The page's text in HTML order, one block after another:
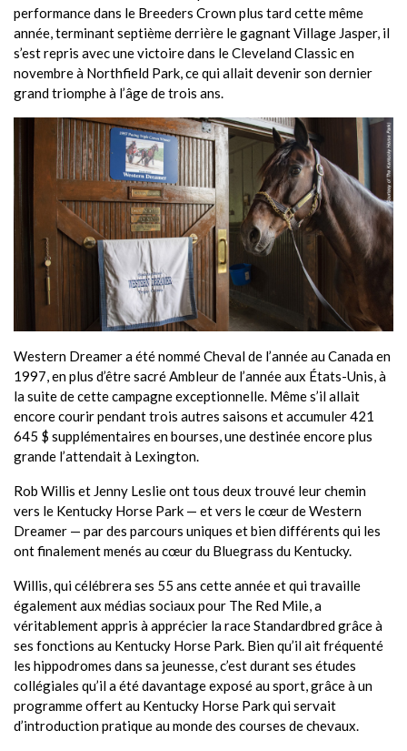
performance dans le Breeders Crown plus tard cette même
année, terminant septième derrière le gagnant Village Jasper, il
s’est repris avec une victoire dans le Cleveland Classic en
novembre à Northfield Park, ce qui allait devenir son dernier
grand triomphe à l’âge de trois ans.
Western Dreamer a été nommé Cheval de l’année au Canada en
1997, en plus d’être sacré Ambleur de l’année aux États-Unis, à
la suite de cette campagne exceptionnelle. Même s’il allait
encore courir pendant trois autres saisons et accumuler 421
645 $ supplémentaires en bourses, une destinée encore plus
grande l’attendait à Lexington.
Rob Willis et Jenny Leslie ont tous deux trouvé leur chemin
vers le Kentucky Horse Park — et vers le cœur de Western
Dreamer — par des parcours uniques et bien différents qui les
ont finalement menés au cœur du Bluegrass du Kentucky.
Willis, qui célébrera ses 55 ans cette année et qui travaille
également aux médias sociaux pour The Red Mile, a
véritablement appris à apprécier la race Standardbred grâce à
ses fonctions au Kentucky Horse Park. Bien qu’il ait fréquenté
les hippodromes dans sa jeunesse, c’est durant ses études
collégiales qu’il a été davantage exposé au sport, grâce à un
programme offert au Kentucky Horse Park qui servait
d’introduction pratique au monde des courses de chevaux.